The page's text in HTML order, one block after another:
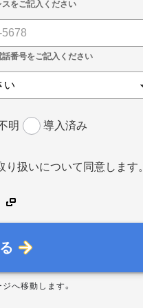
明 導入済み
り扱いについて同意します。
へ移動します。